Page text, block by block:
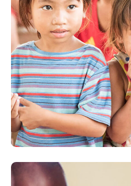
Gift an Education
#EDUCATION